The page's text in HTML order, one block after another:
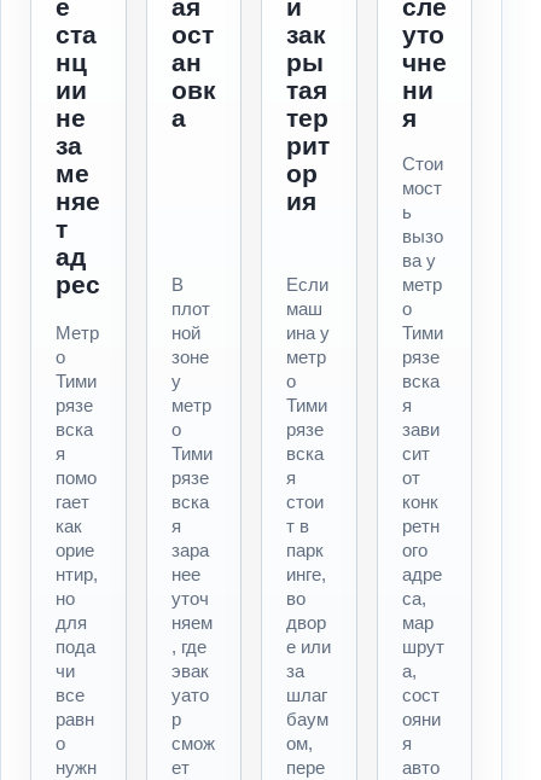
е
ста
нц
ии
не
за
ме
няе
т
ад
рес
Метр
о
Тими
рязе
вска
я
помо
гает
как
орие
нтир,
но
для
пода
чи
все
равн
о
нужн
ая
ост
ан
овк
а
В
плот
ной
зоне
у
метр
о
Тими
рязе
вска
я
зара
нее
уточ
няем
, где
эвак
уато
р
смож
ет
и
зак
ры
тая
тер
рит
ор
ия
Если
маш
ина у
метр
о
Тими
рязе
вска
я
стои
т в
парк
инге,
во
двор
е или
за
шлаг
баум
ом,
пере
сле
уто
чне
ни
я
Стои
мост
ь
вызо
ва у
метр
о
Тими
рязе
вска
я
зави
сит
от
конк
ретн
ого
адре
са,
мар
шрут
а,
сост
ояни
я
авто